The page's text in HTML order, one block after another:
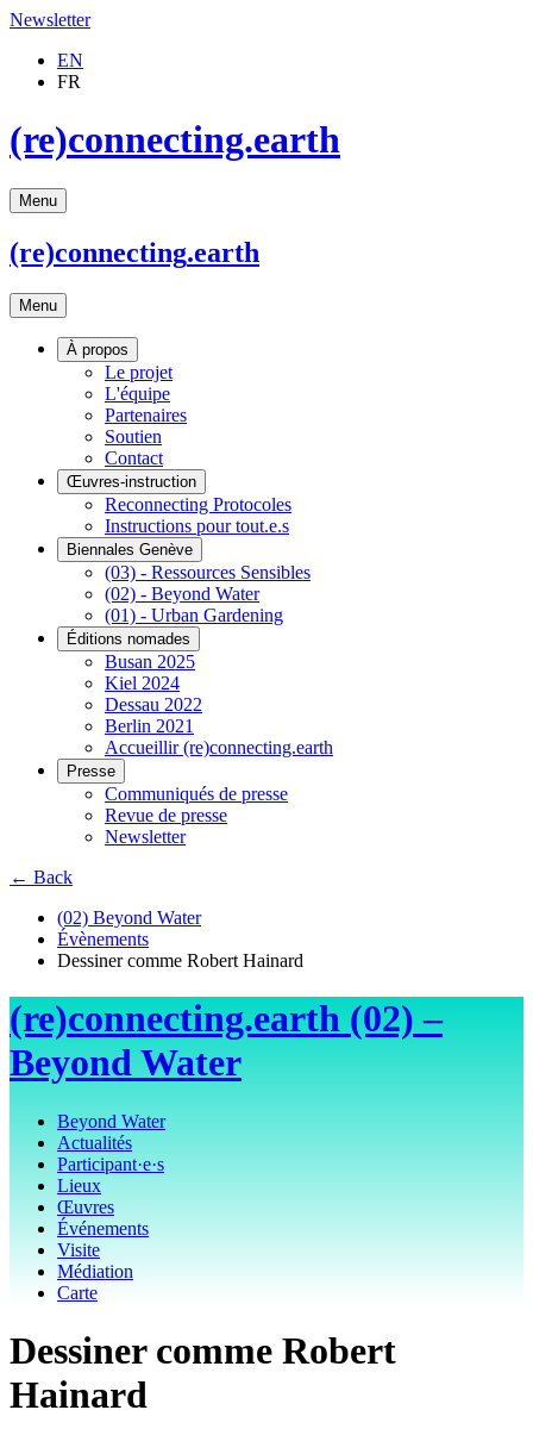
Newsletter
EN
FR
(re)connecting.earth
Menu
(re)connecting.earth
Menu
À propos
Le projet
L'équipe
Partenaires
Soutien
Contact
Œuvres-instruction
Reconnecting Protocoles
Instructions pour tout.e.s
Biennales Genève
(03) - Ressources Sensibles
(02) - Beyond Water
(01) - Urban Gardening
Éditions nomades
Busan 2025
Kiel 2024
Dessau 2022
Berlin 2021
Accueillir (re)connecting.earth
Presse
Communiqués de presse
Revue de presse
Newsletter
← Back
(02) Beyond Water
Évènements
Dessiner comme Robert Hainard
(re)connecting.earth (02) –
Beyond Water
Beyond Water
Actualités
Participant·e·s
Lieux
Œuvres
Événements
Visite
Médiation
Carte
Dessiner comme Robert
Hainard